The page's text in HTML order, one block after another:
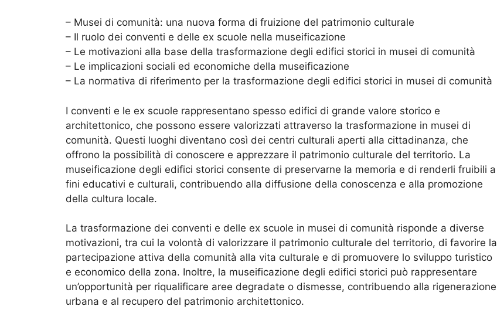
– Musei di comunità: una nuova forma di fruizione del patrimonio culturale
– Il ruolo dei conventi e delle ex scuole nella museificazione
– Le motivazioni alla base della trasformazione degli edifici storici in musei di comunità
– Le implicazioni sociali ed economiche della museificazione
– La normativa di riferimento per la trasformazione degli edifici storici in musei di comunità
I conventi e le ex scuole rappresentano spesso edifici di grande valore storico e
architettonico, che possono essere valorizzati attraverso la trasformazione in musei di
comunità. Questi luoghi diventano così dei centri culturali aperti alla cittadinanza, che
offrono la possibilità di conoscere e apprezzare il patrimonio culturale del territorio. La
museificazione degli edifici storici consente di preservarne la memoria e di renderli fruibili a
fini educativi e culturali, contribuendo alla diffusione della conoscenza e alla promozione
della cultura locale.
La trasformazione dei conventi e delle ex scuole in musei di comunità risponde a diverse
motivazioni, tra cui la volontà di valorizzare il patrimonio culturale del territorio, di favorire la
partecipazione attiva della comunità alla vita culturale e di promuovere lo sviluppo turistico
e economico della zona. Inoltre, la museificazione degli edifici storici può rappresentare
un’opportunità per riqualificare aree degradate o dismesse, contribuendo alla rigenerazione
urbana e al recupero del patrimonio architettonico.